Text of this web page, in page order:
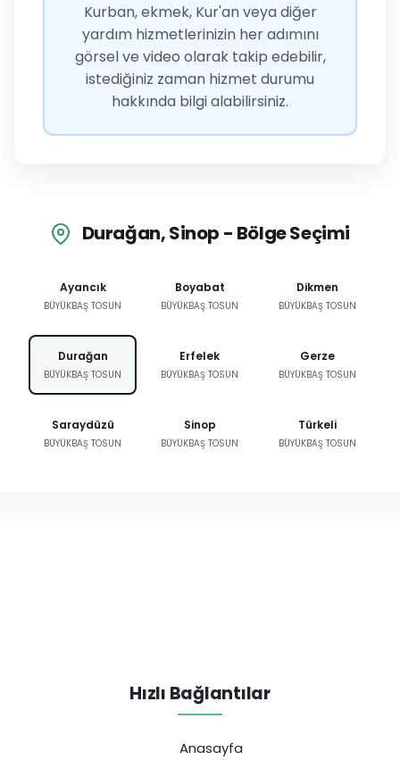
Kurban, ekmek, Kur'an veya diğer
yardım hizmetlerinizin her adımını
görsel ve video olarak takip edebilir,
istediğiniz zaman hizmet durumu
hakkında bilgi alabilirsiniz.
Durağan, Sinop - Bölge Seçimi
Ayancık
BÜYÜKBAŞ TOSUN
Boyabat
BÜYÜKBAŞ TOSUN
Dikmen
BÜYÜKBAŞ TOSUN
Durağan
BÜYÜKBAŞ TOSUN
Erfelek
BÜYÜKBAŞ TOSUN
Gerze
BÜYÜKBAŞ TOSUN
Saraydüzü
BÜYÜKBAŞ TOSUN
Sinop
BÜYÜKBAŞ TOSUN
Türkeli
BÜYÜKBAŞ TOSUN
Hızlı Bağlantılar
Anasayfa